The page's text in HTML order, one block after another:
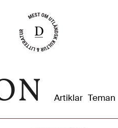
Artiklar Teman